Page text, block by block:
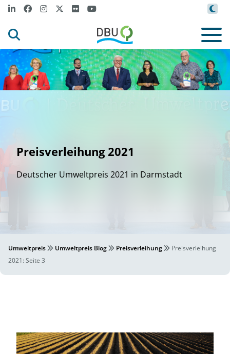
Preisverleihung 2021
Deutscher Umweltpreis 2021 in Darmstadt
Umweltpreis Umweltpreis Blog Preisverleihung
Preisverleihung
2021: Seite 3